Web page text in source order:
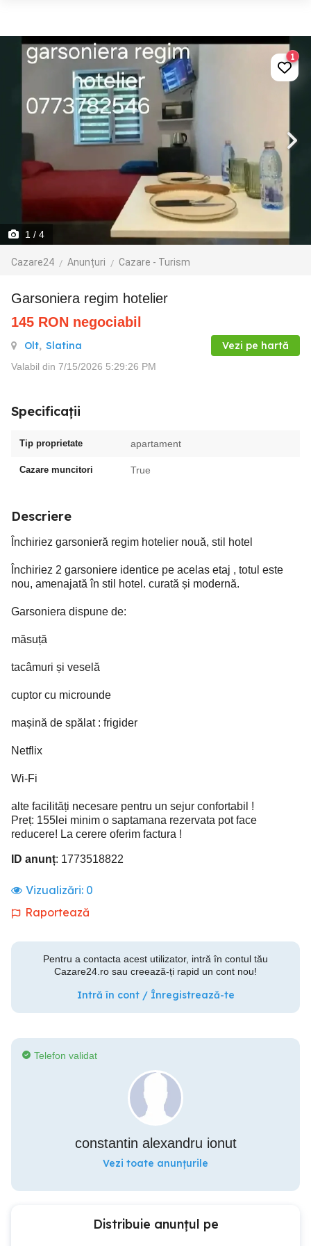
1 / 4
Cazare24 Anunțuri Cazare - Turism
1
garsoniera regim hotelier
145 RON negociabil
Olt, Slatina Vezi pe hartă
Valabil din 7/15/2026 5:29:26 PM
Specificații
Tip proprietate apartament
Cazare muncitori True
Descriere
Închiriez garsonieră regim hotelier nouă, stil hotel
Închiriez 2 garsoniere identice pe acelas etaj , totul este
nou, amenajată în stil hotel. curată și modernă.
Garsoniera dispune de:
măsuță
tacâmuri și veselă
cuptor cu microunde
mașină de spălat : frigider
Netflix
Wi-Fi
alte facilități necesare pentru un sejur confortabil !
Preț: 155lei minim o saptamana rezervata pot face
reducere! La cerere oferim factura !
ID anunț: 1773518822
Vizualizări: 0
Raportează
Pentru a contacta acest utilizator, intră în contul tău
Cazare24.ro sau creează-ți rapid un cont nou!
Intră în cont / Înregistrează-te
Telefon validat
constantin alexandru ionut
Vezi toate anunțurile
Distribuie anunțul pe